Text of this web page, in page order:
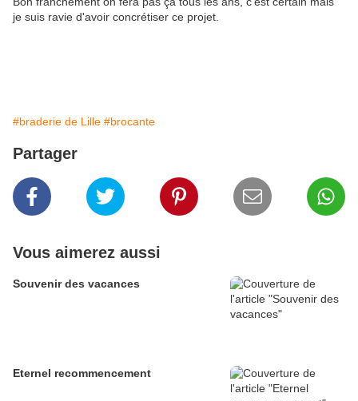
je suis ravie d'avoir concrétiser ce projet.
#braderie de Lille #brocante
Partager
Vous aimerez aussi
Souvenir des vacances
Eternel recommencement